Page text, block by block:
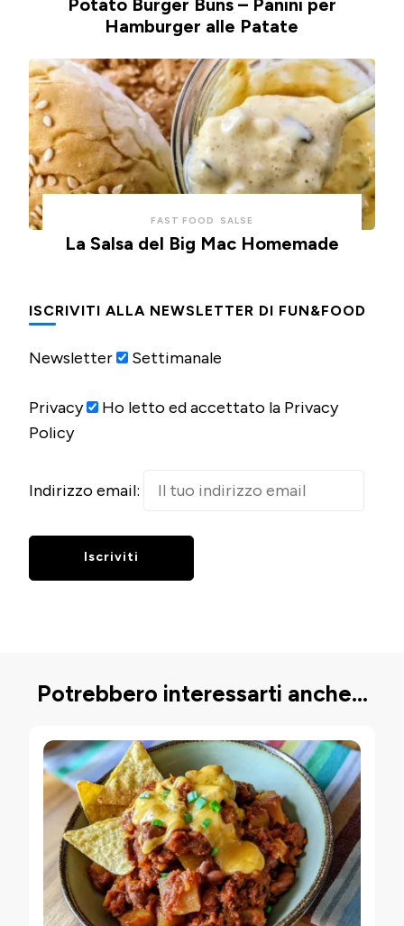
Hamburger alle Patate
FAST FOOD SALSE
La Salsa del Big Mac Homemade
ISCRIVITI ALLA NEWSLETTER DI FUN&FOOD
Newsletter Settimanale
Privacy
Ho letto ed accettato la Privacy
Policy
Indirizzo email:
Potrebbero interessarti anche...